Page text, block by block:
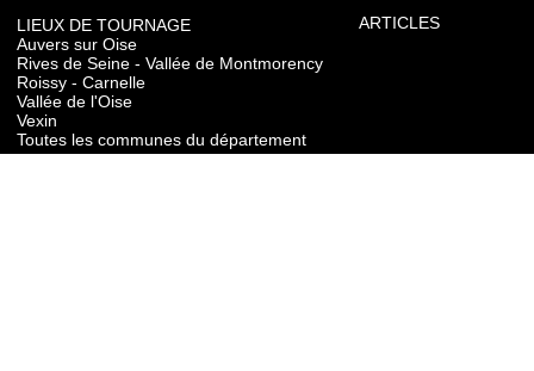
LIEUX DE TOURNAGE
Auvers sur Oise
Rives de Seine - Vallée de Montmorency
Roissy - Carnelle
Vallée de l'Oise
Vexin
Toutes les communes du département
ARTICLES